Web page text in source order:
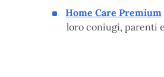
Home Care Premium
loro coniugi, parenti